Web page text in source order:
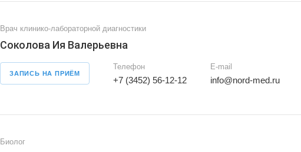
Врач клинико-лабораторной диагностики
Соколова Ия Валерьевна
ЗАПИСЬ НА ПРИЁМ
Телефон
+7 (3452) 56-12-12
E-mail
info@nord-med.ru
Биолог